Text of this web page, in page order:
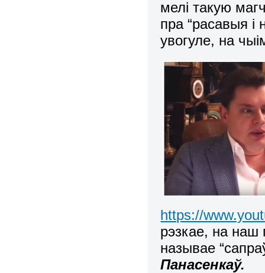
мелі такую
пра “расавыя
увогуле, на
https://
рэзкае, на наш
называе
Панасенкаў.